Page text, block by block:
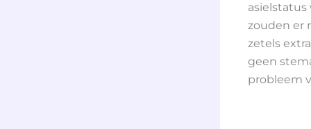
asielstatus
zouden er
zetels
geen
probleem